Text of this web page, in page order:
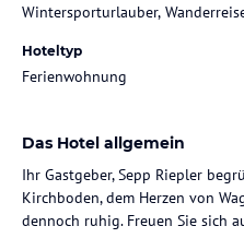
Wintersporturlauber,
Hoteltyp
Ferienwohnung
Das Hotel allgemein
Ihr Gastgeber, Sepp Riepler
Kirchboden, dem Herzen von
dennoch ruhig. Freuen Sie sich